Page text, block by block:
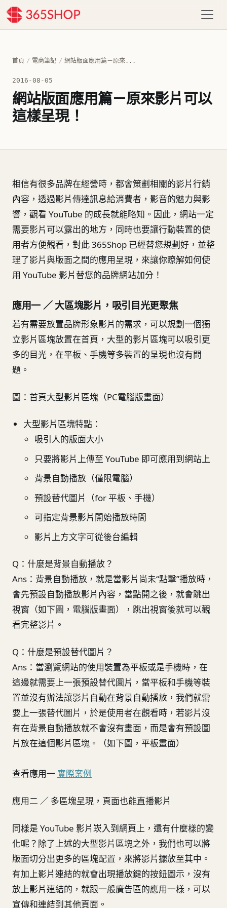
首頁 / 電商筆記 / 網站版面應用篇－原來...
2016-08-05
網站版面應用篇－原來影片可以
這樣呈現！
相信有很多品牌在經營時，都會策劃相關的影片行銷
內容，透過影片傳達訊息給消費者，影音的魅力與影
響，觀看 YouTube 的成長就能略知。因此，網站一定
需要影片可以露出的地方，同時也要讓行動裝置的使
用者方便觀看，對此 365Shop 已經替您規劃好，並整
理了影片與版面之間的應用呈現，來讓你瞭解如何使
用 YouTube 影片替您的品牌網站加分！
應用一 ／ 大區塊影片，吸引目光更聚焦
若有需要放置品牌形象影片的需求，可以規劃一個獨
立影片區塊放置在首頁，大型的影片區塊可以吸引更
多的目光，在平板、手機等多裝置的呈現也沒有問
題。
圖：首頁大型影片區塊（PC電腦版畫面）
大型影片區塊特點：
吸引人的版面大小
只要將影片上傳至 YouTube 即可應用到網站上
背景自動播放（僅限電腦）
預設替代圖片（for 平板、手機）
可指定背景影片開始播放時間
影片上方文字可從後台編輯
Q：什麼是背景自動播放？
Ans：背景自動播放，就是當影片尚未“點擊”播放時，
會先預設自動播放影片內容，當點開之後，就會跳出
視窗（如下圖，電腦版畫面），跳出視窗後就可以觀
看完整影片。
Q：什麼是預設替代圖片？
Ans：當瀏覽網站的使用裝置為平板或是手機時，在
這邊就需要上一張預設替代圖片，當平板和手機等裝
置並沒有辦法讓影片自動在背景自動播放，我們就需
要上一張替代圖片，於是使用者在觀看時，若影片沒
有在背景自動播放就不會沒有畫面，而是會有預設圖
片放在這個影片區塊。（如下圖，平板畫面）
查看應用一實際案例
應用二 ／ 多區塊呈現，頁面也能直播影片
同樣是 YouTube 影片崁入到網頁上，還有什麼樣的變
化呢？除了上述的大型影片區塊之外，我們也可以將
版面切分出更多的區塊配置，來將影片擺放至其中。
有加上影片連結的就會出現播放鍵的按鈕圖示，沒有
放上影片連結的，就跟一般廣告區的應用一樣，可以
宣傳和連結到其他頁面。